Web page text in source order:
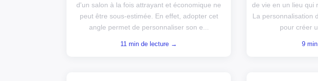
d'un salon à la fois attrayant et économique ne
peut être sous-estimée. En effet, adopter cet
angle permet de personnaliser son e...
11 min de lecture →
de vie en un lieu qui
La personnalisation
pour créer
9